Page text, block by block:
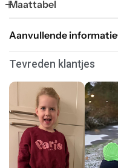
Maattabel
Aanvullende informatie
Tevreden klantjes